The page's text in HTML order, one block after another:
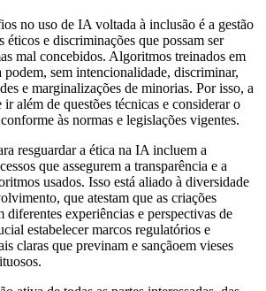
no uso de IA voltada à inclusão é a gestão
éticos e discriminações que possam ser
mal concebidos. Algoritmos treinados em
podem, sem intencionalidade, discriminar,
e marginalizações de minorias. Por isso, a
além de questões técnicas e considerar o
às normas e legislações vigentes.
resguardar a ética na IA incluem a
que assegurem a transparência e a
usados. Isso está aliado à diversidade
que atestam que as criações
diferentes experiências e perspectivas de
estabelecer marcos regulatórios e
claras que previnam e sançãoem vieses